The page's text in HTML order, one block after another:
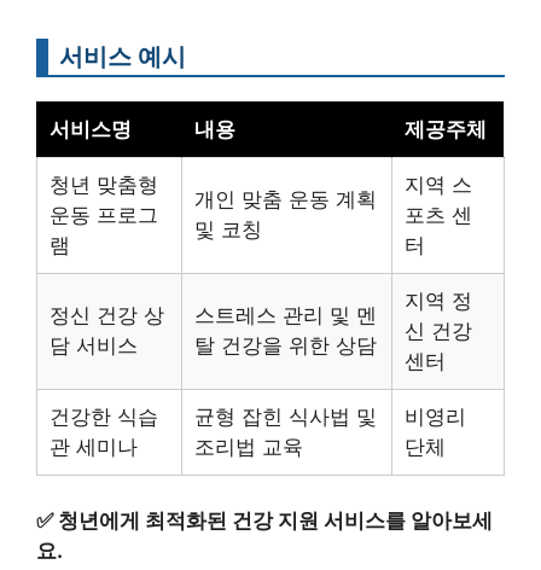
서비스 예시
서비스명 내용 제공주체
청년 맞춤형
운동 프로그
램
개인 맞춤 운동 계획
및 코칭
지역 스
포츠 센
터
정신 건강 상
담 서비스
스트레스 관리 및 멘
탈 건강을 위한 상담
지역 정
신 건강
센터
건강한 식습
관 세미나
균형 잡힌 식사법 및
조리법 교육
비영리
단체
✅ 청년에게 최적화된 건강 지원 서비스를 알아보세
요.